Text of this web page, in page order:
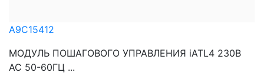
A9C15412
МОДУЛЬ ПОШАГОВОГО УПРАВЛЕНИЯ iATL4 230В
АС 50-60ГЦ ...